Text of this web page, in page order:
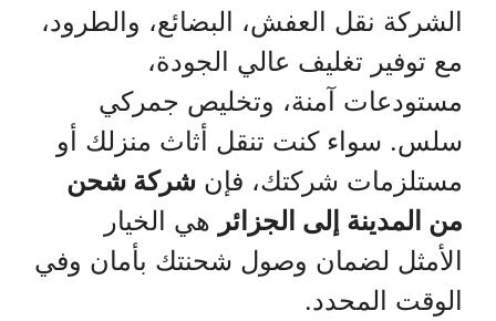
الشركة نقل العفش، البضائع، والطرود،
مع توفير تغليف عالي الجودة،
مستودعات آمنة، وتخليص جمركي
سلس. سواء كنت تنقل أثاث منزلك أو
مستلزمات شركتك، فإن شركة شحن
من المدينة إلى الجزائر هي الخيار
الأمثل لضمان وصول شحنتك بأمان وفي
الوقت المحدد.